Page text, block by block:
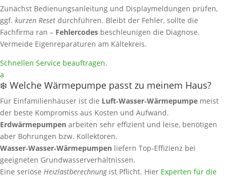
Zunächst Bedienungsanleitung und Displaymeldungen prüfen,
ggf. kurzen Reset durchführen. Bleibt der Fehler, sollte die
Fachfirma ran – Fehlercodes beschleunigen die Diagnose.
Vermeide Eigenreparaturen am Kältekreis.
Schnellen Service beauftragen.
a
❄️ Welche Wärmepumpe passt zu meinem Haus?
Für Einfamilienhäuser ist die Luft‑Wasser‑Wärmepumpe meist
der beste Kompromiss aus Kosten und Aufwand.
Erdwärmepumpen arbeiten sehr effizient und leise, benötigen
aber Bohrungen bzw. Kollektoren.
Wasser‑Wasser‑Wärmepumpen liefern Top‑Effizienz bei
geeigneten Grundwasserverhältnissen.
Eine seriöse Heizlastberechnungist Pflicht. Hier Experten für die